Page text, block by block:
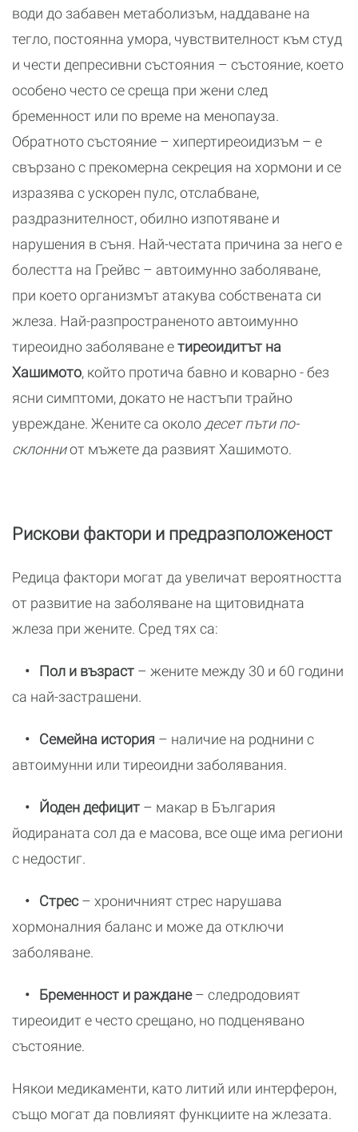
води до забавен метаболизъм, наддаване на
тегло, постоянна умора, чувствителност към студ
и чести депресивни състояния – състояние, което
особено често се среща при жени след
бременност или по време на менопауза.
Обратното състояние – хипертиреоидизъм – е
свързано с прекомерна секреция на хормони и се
изразява с ускорен пулс, отслабване,
раздразнителност, обилно изпотяване и
нарушения в съня. Най-честата причина за него е
болестта на Грейвс – автоимунно заболяване,
при което организмът атакува собствената си
жлеза. Най-разпространеното автоимунно
тиреоидно заболяване етиреоидитът на
Хашимото, който протича бавно и коварно - без
ясни симптоми, докато не настъпи трайно
увреждане. Жените са околодесет пъти по-
склонниот мъжете да развият Хашимото.
Рискови фактори и предразположеност
Редица фактори могат да увеличат вероятността
от развитие на заболяване на щитовидната
жлеза при жените. Сред тях са:
• Пол и възраст – жените между 30 и 60 години
са най-застрашени.
• Семейна история – наличие на роднини с
автоимунни или тиреоидни заболявания.
• Йоден дефицит – макар в България
йодираната сол да е масова, все още има региони
с недостиг.
• Стрес– хроничният стрес нарушава
хормоналния баланс и може да отключи
заболяване.
• Бременност и раждане– следродовият
тиреоидит е често срещано, но подценявано
състояние.
Някои медикаменти, като литий или интерферон,
също могат да повлияят функциите на жлезата.